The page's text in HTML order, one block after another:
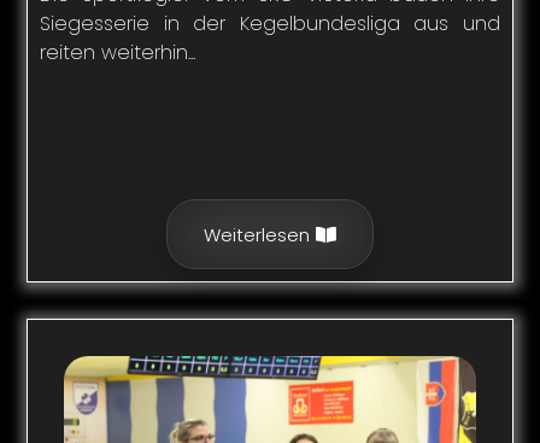
Siegesserie in der Kegelbundesliga aus und
reiten weiterhin...
Weiterlesen